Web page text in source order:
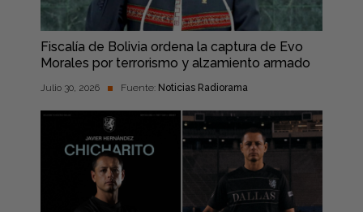
Fiscalía de Bolivia ordena la captura de Evo
Morales por terrorismo y alzamiento armado
Julio 30, 2026 Fuente: Noticias Radiorama